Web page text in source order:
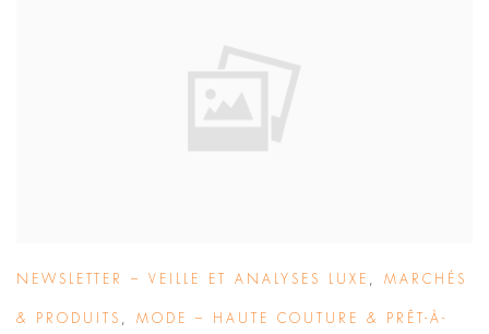
NEWSLETTER – VEILLE ET ANALYSES LUXE MARCHÉS
& PRODUITS MODE – HAUTE COUTURE & PRÊT-À-